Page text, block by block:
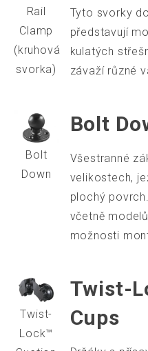
Rail
Clamp
(kruhová
svorka)
Tyto svorky
představují
kulatých
závaží různé
Bolt
Down
Bolt
Všestranné
velikostech,
plochý
včetně
možnosti
Twist-
Lock™
Twist-
Cups